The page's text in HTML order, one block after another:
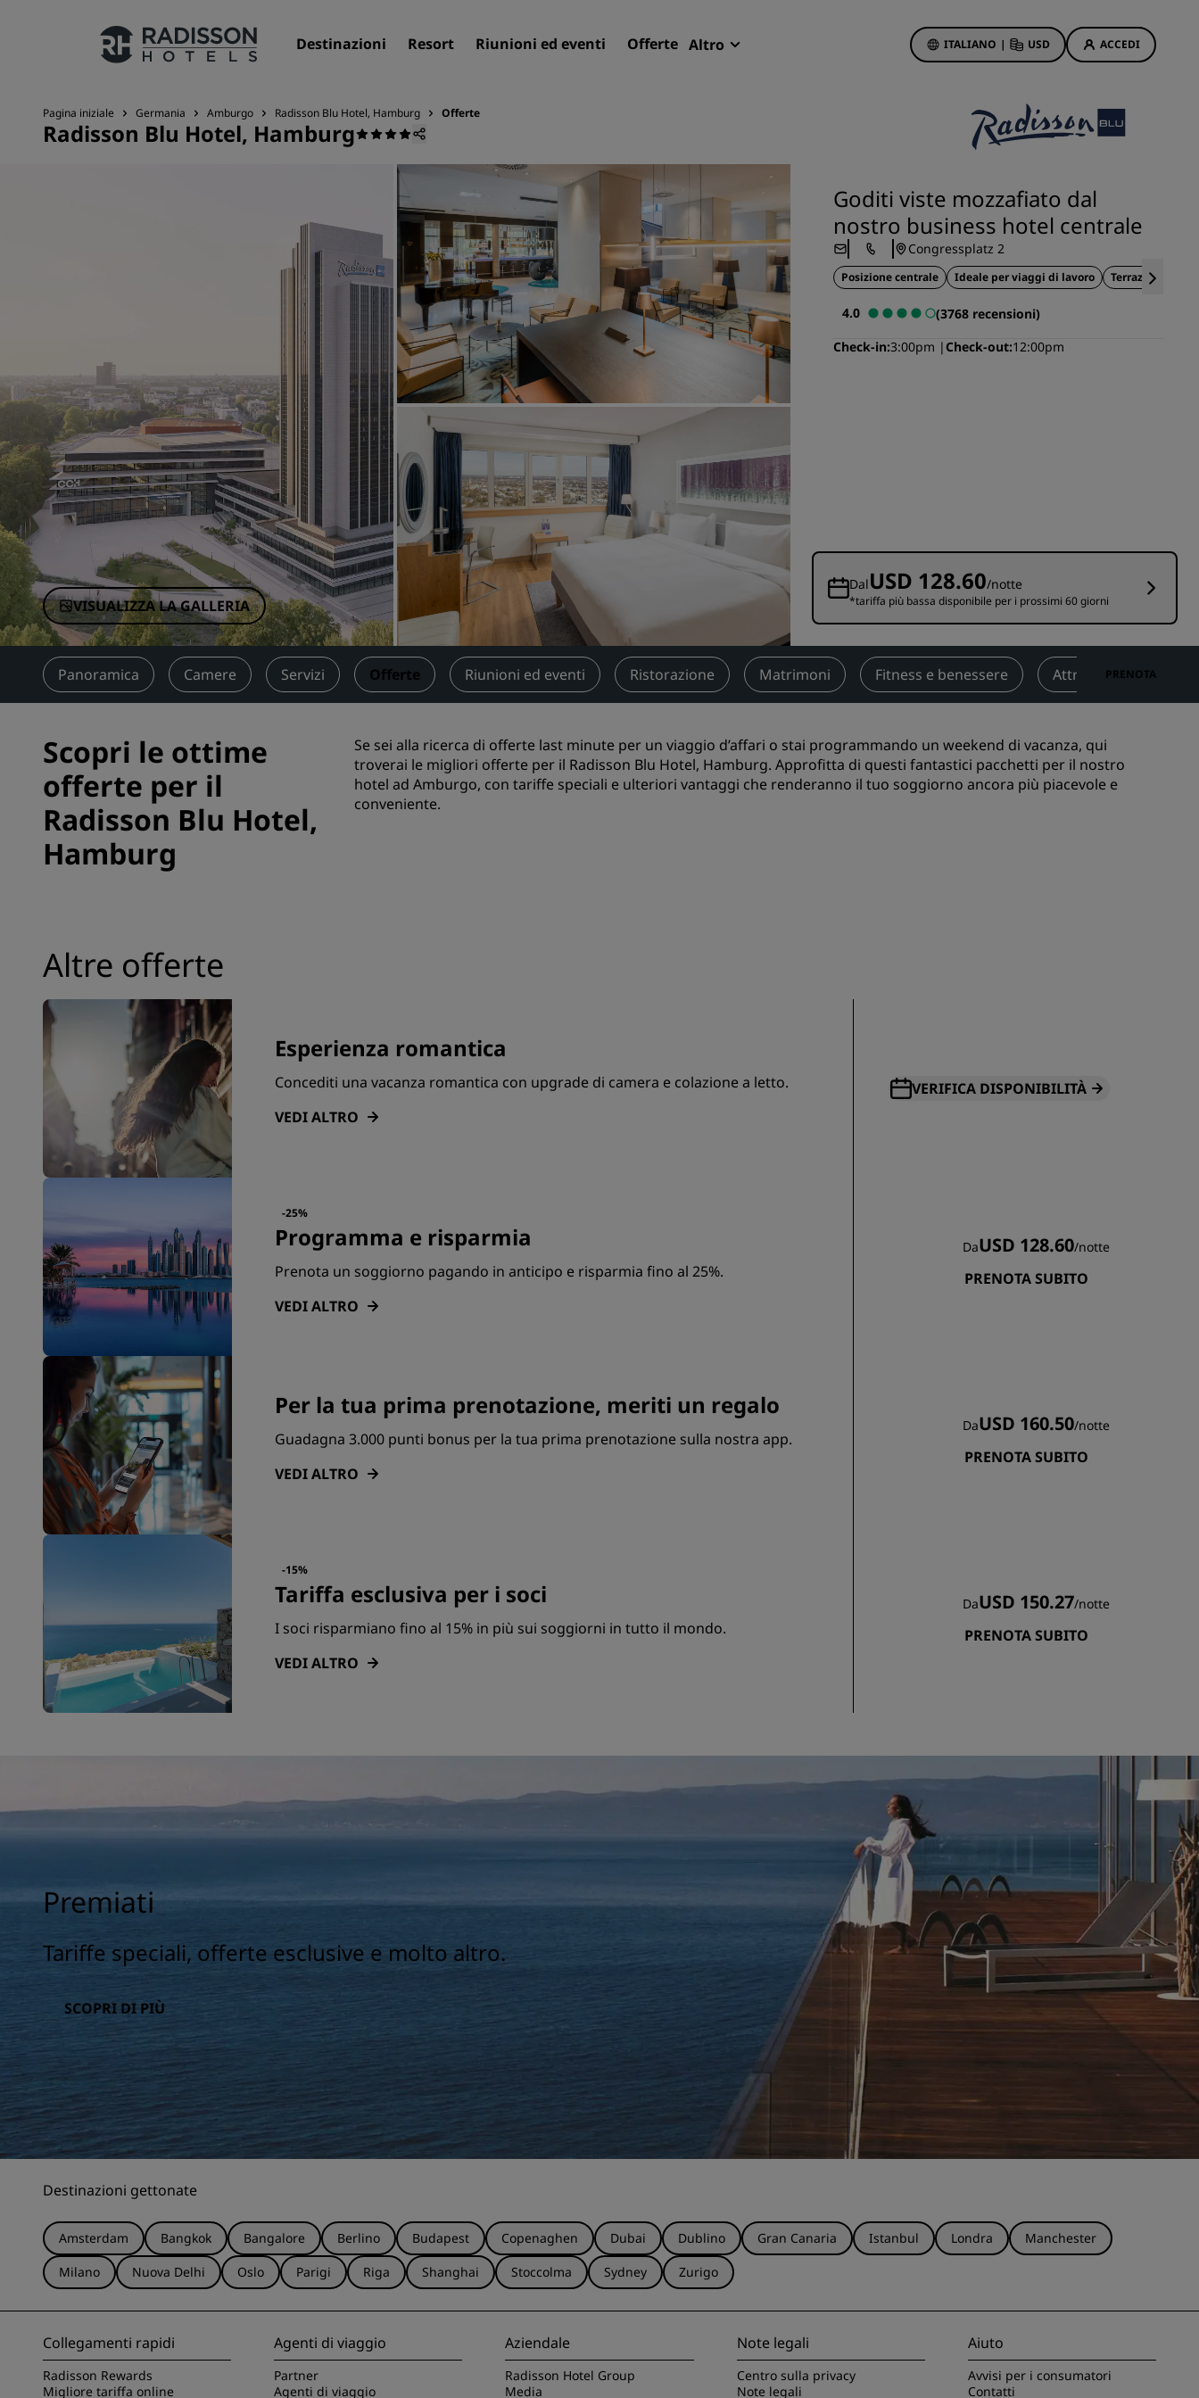
Destinazioni Resort Riunioni ed eventi Offerte Altro ITALIANO | USD ACCEDI
I nostri Marchi
Marchi affiliati in Cina
Destinazioni
Resort
Residence
Hotel aeroportuali
Hotel nuovi e di prossima
apertura
Meeting ed eventi
Scopri Radisson Meetings
Richiedi un preventivo
Destinazioni per eventi
Soluzioni di settore
Ristorazione
Cerca un ristorante
App Radisson Hotels
Offerte di hotel
Per la tua prima prenotazione,
meriti un regalo
Deals of the Day
Prenota in anticipo
Scopri i nostri pacchetti
Idee di viaggio
Hotel nel centro città
Visita il nostro blog
Radisson Rewards
Scopri Radisson Rewards
Vantaggi
Come guadagnare punti
Bookers and Planners
Pagina iniziale Germania Amburgo Radisson Blu Hotel, Hamburg Offerte
Radisson Blu Hotel, Hamburg
VISUALIZZA LA GALLERIA
Goditi viste mozzafiato dal
nostro business hotel centrale
Congressplatz 2
Posizione centrale Ideale per viaggi di lavoro Terrazza
4.0
(3768 recensioni)
Check-in 3:00pm Check-out 12:00pm
DalUSD 128.60/notte
*tariffa più bassa disponibile per i prossimi 60 giorni
Panoramica Camere Servizi Offerte Riunioni ed eventi Ristorazione Matrimoni Fitness e benessere Attrazioni turistiche
PRENOTA
Scopri le ottime
offerte per il
Radisson Blu Hotel,
Hamburg
Se sei alla ricerca di offerte last minute per un viaggio d’affari o stai programmando un weekend di vacanza, qui
troverai le migliori offerte per il Radisson Blu Hotel, Hamburg. Approfitta di questi fantastici pacchetti per il nostro
hotel ad Amburgo, con tariffe speciali e ulteriori vantaggi che renderanno il tuo soggiorno ancora più piacevole e
conveniente.
Altre offerte
Esperienza romantica
Concediti una vacanza romantica con upgrade di camera e colazione a letto.
VEDI ALTRO
VERIFICA DISPONIBILITÀ
-25%
Programma e risparmia
Prenota un soggiorno pagando in anticipo e risparmia fino al 25%.
VEDI ALTRO
DaUSD 128.60/notte
PRENOTA SUBITO
Per la tua prima prenotazione, meriti un regalo
Guadagna 3.000 punti bonus per la tua prima prenotazione sulla nostra app.
VEDI ALTRO
DaUSD 160.50/notte
PRENOTA SUBITO
-15%
Tariffa esclusiva per i soci
I soci risparmiano fino al 15% in più sui soggiorni in tutto il mondo.
VEDI ALTRO
DaUSD 150.27/notte
PRENOTA SUBITO
Premiati
Tariffe speciali, offerte esclusive e molto altro.
SCOPRI DI PIÙ
Destinazioni gettonate
Amsterdam Bangkok Bangalore Berlino Budapest Copenaghen Dubai Dublino Gran Canaria Istanbul Londra
Manchester
Milano
Nuova Delhi Oslo Parigi Riga Shanghai Stoccolma Sydney Zurigo
Collegamenti rapidi
Radisson Rewards
Migliore tariffa online
Agenti di viaggio
Partner
Agenti di viaggio
Aziendale
Radisson Hotel Group
Media
Note legali
Centro sulla privacy
Note legali
Aiuto
Avvisi per i consumatori
Contatti